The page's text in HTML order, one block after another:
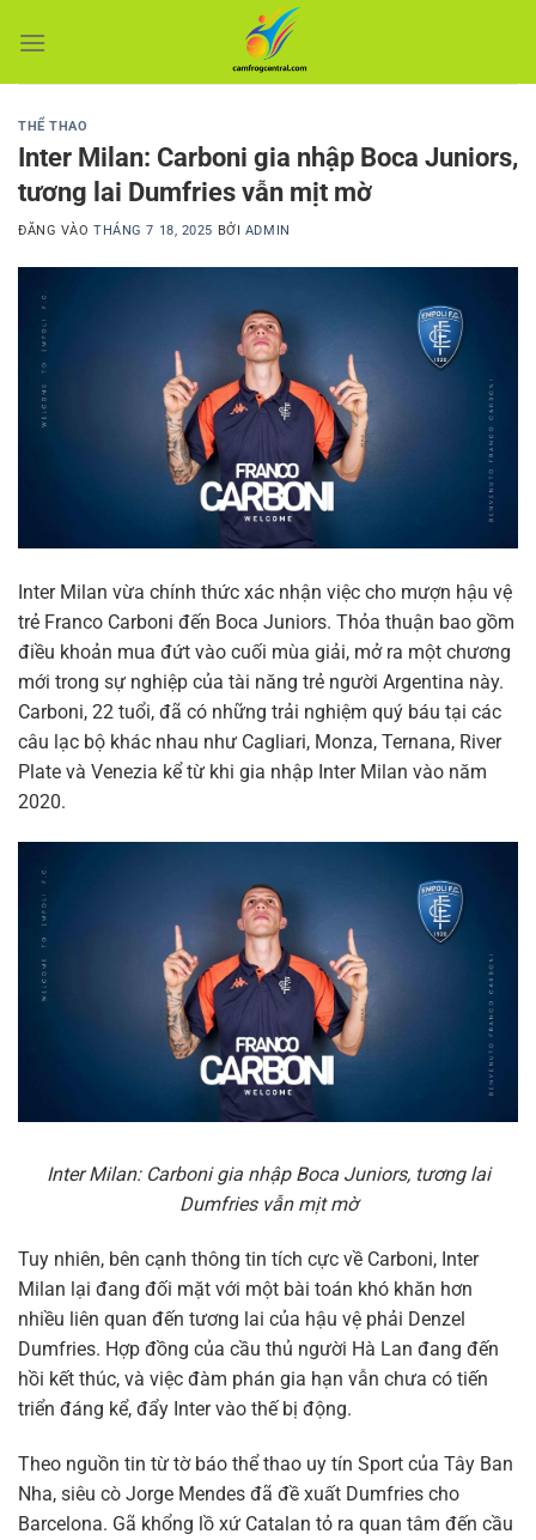
qua
THỂ THAO
Inter Milan: Carboni gia nhập Boca Juniors,
tương lai Dumfries vẫn mịt mờ
ĐĂNG VÀOTHÁNG 7 18, 2025 BỞI ADMIN
Inter Milan vừa chính thức xác nhận việc cho mượn hậu vệ
trẻ Franco Carboni đến Boca Juniors. Thỏa thuận bao gồm
điều khoản mua đứt vào cuối mùa giải, mở ra một chương
mới trong sự nghiệp của tài năng trẻ người Argentina này.
Carboni, 22 tuổi, đã có những trải nghiệm quý báu tại các
câu lạc bộ khác nhau như Cagliari, Monza, Ternana, River
Plate và Venezia kể từ khi gia nhập Inter Milan vào năm
2020.
Inter Milan: Carboni gia nhập Boca Juniors, tương lai
Dumfries vẫn mịt mờ
Tuy nhiên, bên cạnh thông tin tích cực về Carboni, Inter
Milan lại đang đối mặt với một bài toán khó khăn hơn
nhiều liên quan đến tương lai của hậu vệ phải Denzel
Dumfries. Hợp đồng của cầu thủ người Hà Lan đang đến
hồi kết thúc, và việc đàm phán gia hạn vẫn chưa có tiến
triển đáng kể, đẩy Inter vào thế bị động.
Theo nguồn tin từ tờ báo thể thao uy tín Sport của Tây Ban
Nha, siêu cò Jorge Mendes đã đề xuất Dumfries cho
Barcelona. Gã khổng lồ xứ Catalan tỏ ra quan tâm đến cầu